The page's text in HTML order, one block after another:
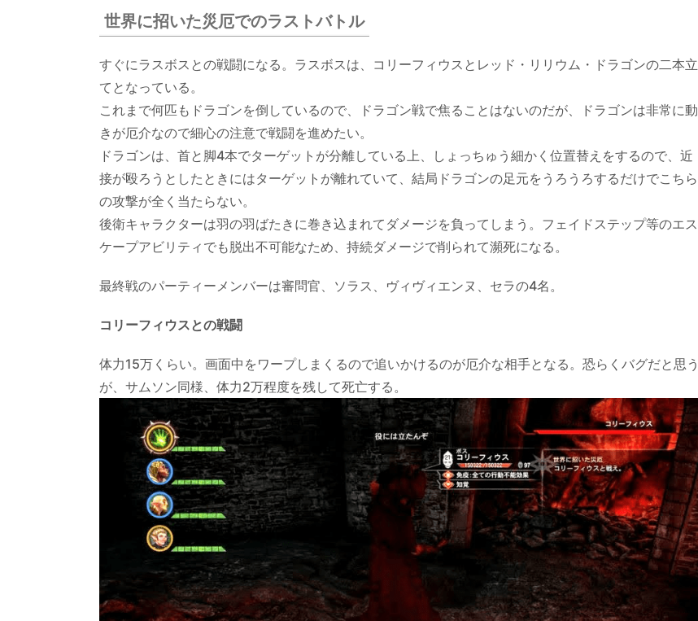
界
に
招
た
災
厄
で
の
ラ
ス
ト
バ
ル
2.
ンペ
ーン
クリ
ア後
のス
トー
リー
エン
日譚
世界に招いた災厄でのラストバトル
すぐにラスボスとの戦闘になる。ラスボスは、コリーフィウスとレッド・リリウム・ドラゴンの二本立
てとなっている。
これまで何匹もドラゴンを倒しているので、ドラゴン戦で焦ることはないのだが、ドラゴンは非常に動
きが厄介なので細心の注意で戦闘を進めたい。
ドラゴンは、首と脚4本でターゲットが分離している上、しょっちゅう細かく位置替えをするので、近
接が殴ろうとしたときにはターゲットが離れていて、結局ドラゴンの足元をうろうろするだけでこちら
の攻撃が全く当たらない。
後衛キャラクターは羽の羽ばたきに巻き込まれてダメージを負ってしまう。フェイドステップ等のエス
ケープアビリティでも脱出不可能なため、持続ダメージで削られて瀕死になる。
最終戦のパーティーメンバーは審問官、ソラス、ヴィヴィエンヌ、セラの4名。
コリーフィウスとの戦闘
体力15万くらい。画面中をワープしまくるので追いかけるのが厄介な相手となる。恐らくバグだと思う
が、サムソン同様、体力2万程度を残して死亡する。